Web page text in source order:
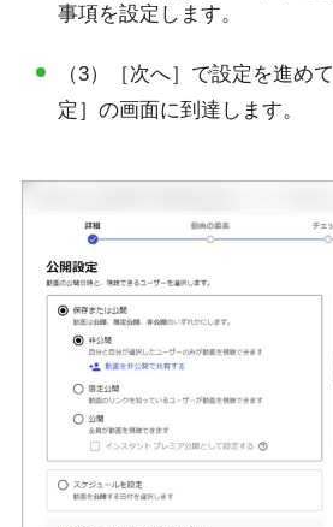
事項を設定します。
（3）［次へ］で設定を進め
定］の画面に到達します。